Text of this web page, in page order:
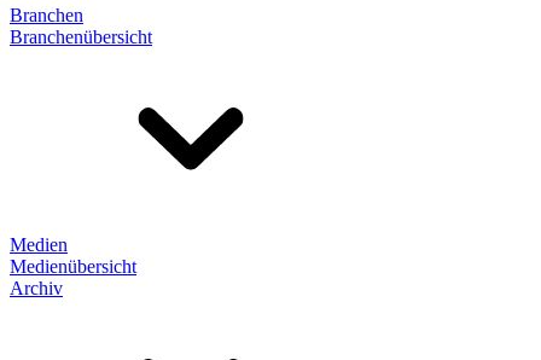
Branchen
Branchenübersicht
Medien
Medienübersicht
Archiv